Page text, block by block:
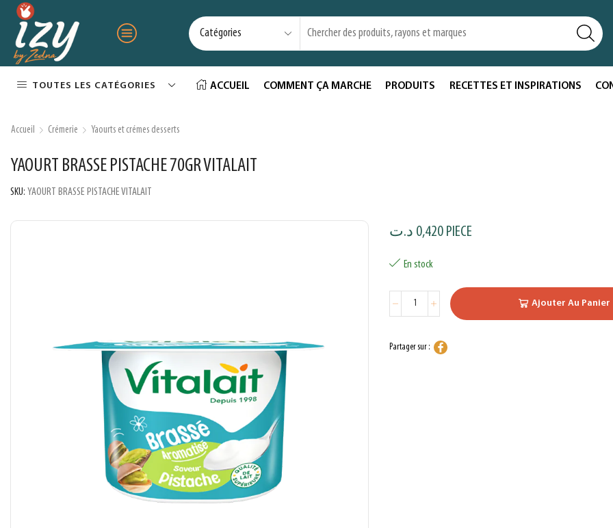
TOUTES LES CATÉGORIES ACCUEIL COMMENT ÇA MARCHE PRODUITS RECETTES ET INSPIRATIONS
Accueil Crémerie Yaourts et crémes desserts
YAOURT BRASSE PISTACHE 70GR VITALAIT
SKU: YAOURT BRASSE PISTACHE VITALAIT
0,420 د.ت PIECE
En stock
Ajouter Au Panier
Partager sur :